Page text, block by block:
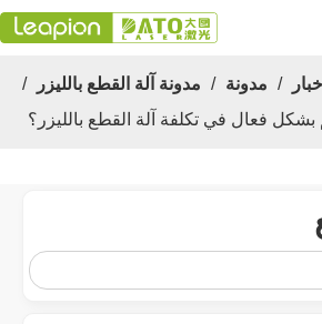
أخبار / مدونة / مدونة آلة القطع بالليزر
/
بشكل فعال في تكلفة آلة القطع بالليزر؟